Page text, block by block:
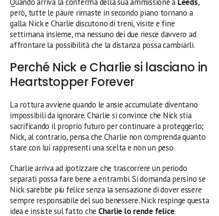
però, tutte le paure rimaste in secondo piano tornano a
galla. Nick e Charlie discutono di treni, visite e fine
settimana insieme, ma nessuno dei due riesce davvero ad
affrontare la possibilità che la distanza possa cambiarli.
Perché Nick e Charlie si lasciano in
Heartstopper Forever
La rottura avviene quando le ansie accumulate diventano
impossibili da ignorare. Charlie si convince che Nick stia
sacrificando il proprio futuro per continuare a proteggerlo;
Nick, al contrario, pensa che Charlie non comprenda quanto
stare con lui rappresenti una scelta e non un peso.
Charlie arriva ad ipotizzare che trascorrere un periodo
separati possa fare bene a entrambi. Si domanda persino se
Nick sarebbe più felice senza la sensazione di dover essere
sempre responsabile del suo benessere. Nick respinge questa
idea e insiste sul fatto che Charlie lo rende felice.